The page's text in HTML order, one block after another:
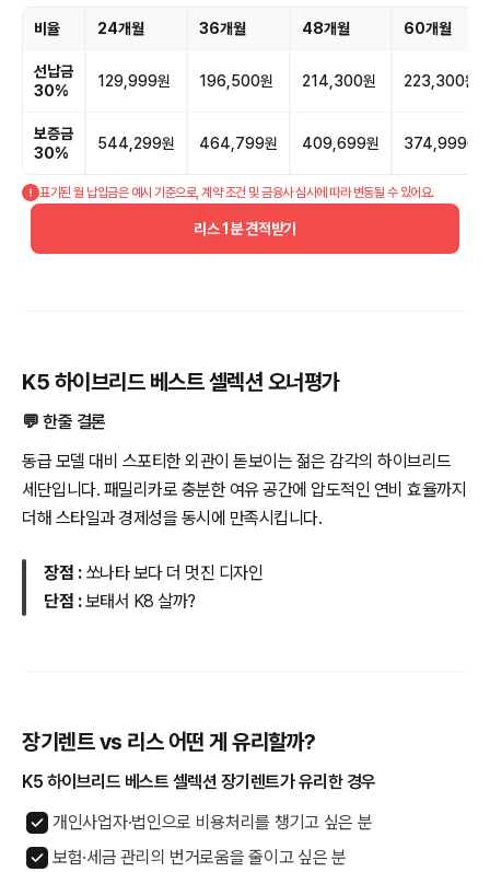
비율 24개월 36개월 48개월 60개월
선납금
30%
129,999원 196,500원 214,300원 223,300원
보증금
30%
544,299원 464,799원 409,699원 374,999원
표기된 월 납입금은 예시 기준으로, 계약 조건 및 금융사 심사에 따라 변동될 수 있어요.
리스 1분 견적받기
K5 하이브리드 베스트 셀렉션 오너평가
💬 한줄 결론
동급 모델 대비 스포티한 외관이 돋보이는 젊은 감각의 하이브리드
세단입니다. 패밀리카로 충분한 여유 공간에 압도적인 연비 효율까지
더해 스타일과 경제성을 동시에 만족시킵니다.
장점 : 쏘나타 보다 더 멋진 디자인
단점 :보태서 K8 살까?
장기렌트 vs 리스 어떤 게 유리할까?
K5 하이브리드 베스트 셀렉션 장기렌트가 유리한 경우
개인사업자·법인으로 비용처리를 챙기고 싶은 분
보험·세금 관리의 번거로움을 줄이고 싶은 분